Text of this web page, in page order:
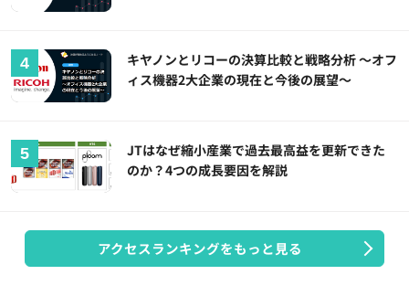
キヤノンとリコーの決算比較と戦略分析 ～オフ
ィス機器2大企業の現在と今後の展望～
JTはなぜ縮小産業で過去最高益を更新できた
のか？4つの成長要因を解説
アクセスランキングをもっと見る